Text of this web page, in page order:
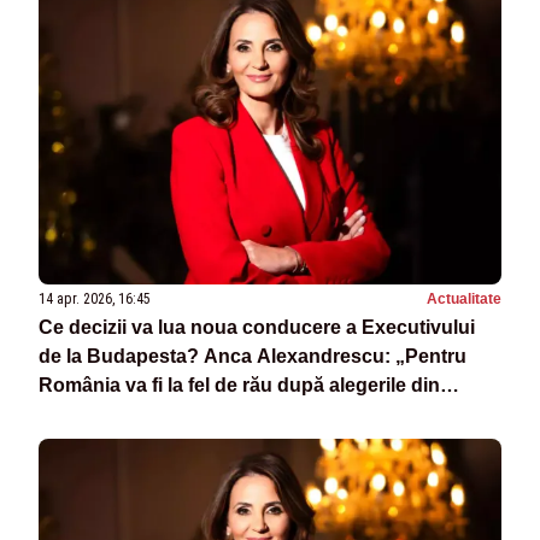
14 apr. 2026, 16:45 Actualitate
Ce decizii va lua noua conducere a Executivului
de la Budapesta? Anca Alexandrescu: „Pentru
România va fi la fel de rău după alegerile din